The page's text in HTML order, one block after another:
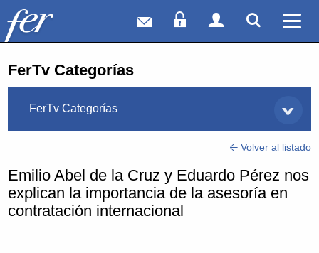
Correo webAcceso Socios
Acceso
FerTv Categorías
FerTv Categorías
Volver al listado
Emilio Abel de la Cruz y Eduardo Pérez nos
explican la importancia de la asesoría en
contratación internacional